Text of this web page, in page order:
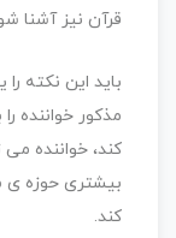
قرآن نیز آشنا
باید این نکته
مذکور خواننده
کند، خواننده
بیشتری حوزه ی
کند.